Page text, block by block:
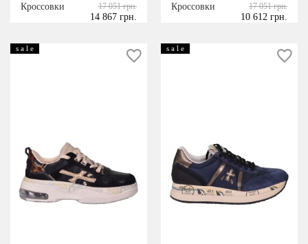
Кроссовки
17 051 грн.
14 867 грн.
Кроссовки
17 051 грн.
10 612 грн.
s a l e s a l e